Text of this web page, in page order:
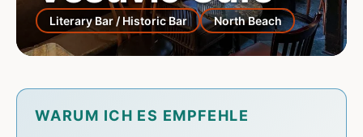
Literary Bar / Historic Bar North Beach
WARUM ICH ES EMPFEHLE